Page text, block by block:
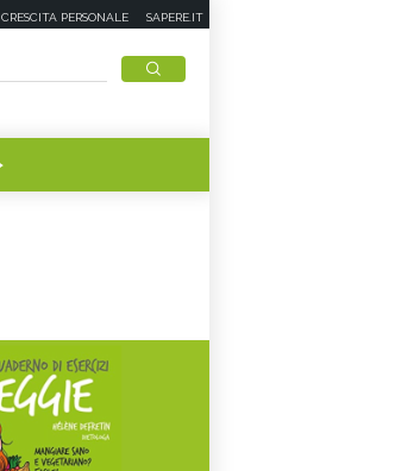
CRESCITA PERSONALE SAPERE.IT